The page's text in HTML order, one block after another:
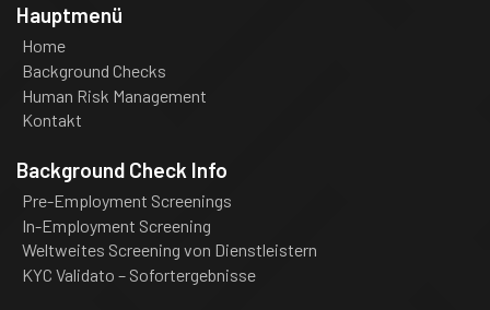
Hauptmenü
Home
Background Checks
Human Risk Management
Kontakt
Background Check Info
Pre-Employment Screenings
In-Employment Screening
Weltweites Screening von Dienstleistern
KYC Validato – Sofortergebnisse